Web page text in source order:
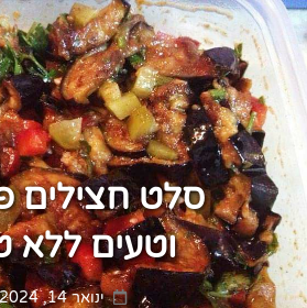
סלט חצילים
וטעים ללא
Posted
ינואר 14, 2024